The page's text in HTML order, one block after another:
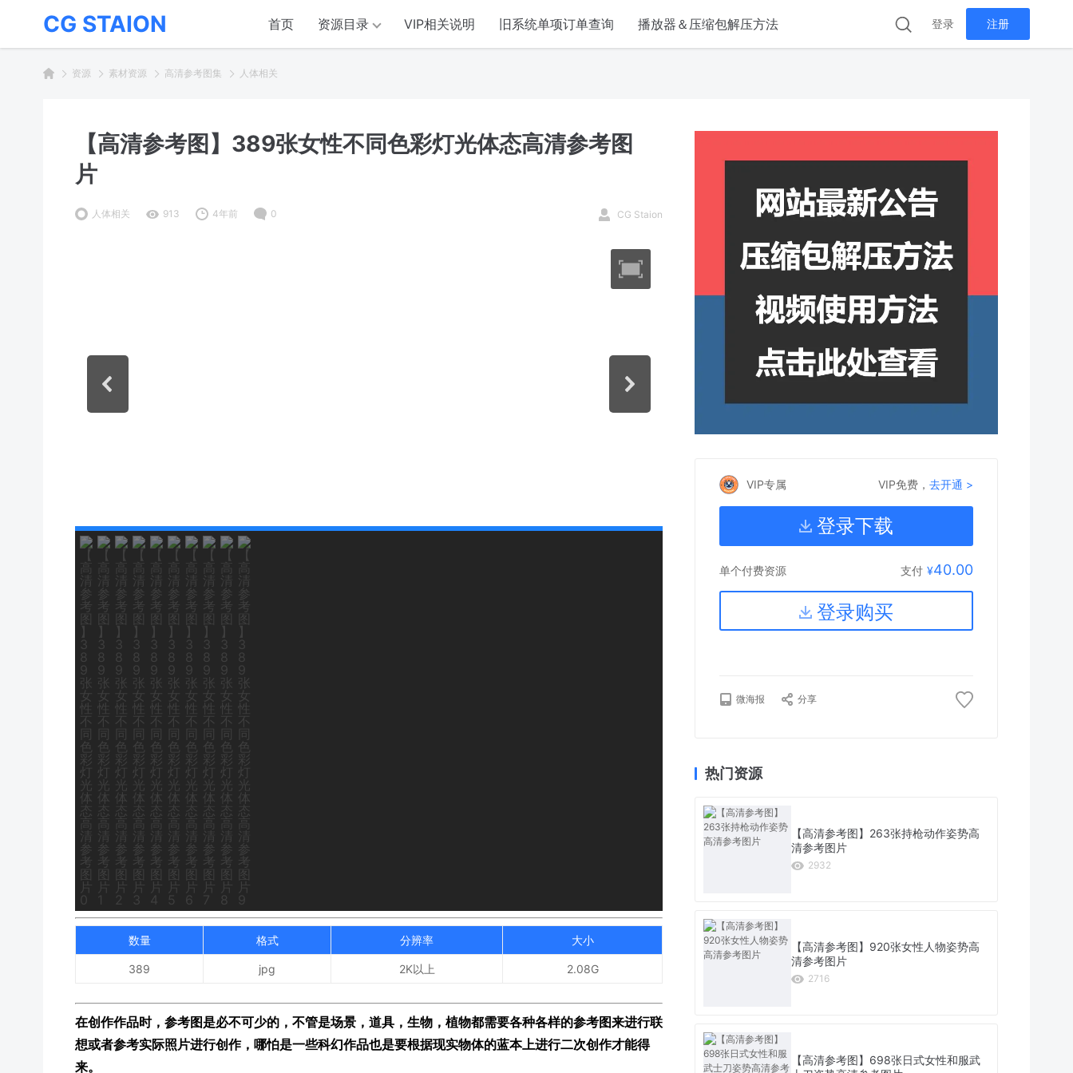
CG STAION 首页 资源目录 VIP相关说明 旧系统单项订单查询 播放器＆压缩包解压方法 登录 注册
资源 素材资源 高清参考图集 人体相关
【高清参考图】389张女性不同色彩灯光体态高清参考图
片
人体相关 913 4年前 0 CG Staion
数量 格式 分辨率 大小
389 jpg 2K以上 2.08G
在创作作品时，参考图是必不可少的，不管是场景，道具，生物，植物都需要各种各样的参考图来进行联
想或者参考实际照片进行创作，哪怕是一些科幻作品也是要根据现实物体的蓝本上进行二次创作才能得
来。
VIP专属 VIP免费，去开通 >
登录下载
单个付费资源 支付 ¥40.00
登录购买
微海报 分享
热门资源
【高清参考图】263张持枪动作姿势高
清参考图片
2932
【高清参考图】920张女性人物姿势高
清参考图片
2716
【高清参考图】698张日式女性和服武